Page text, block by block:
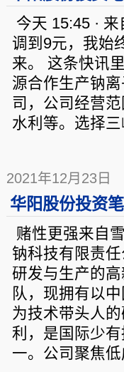
今天 15:45 ·
调到9元，我始
来。 这条快讯
源合作生产钠
司，公司经营
水利等。选择
2021年12月23日
华阳股份投资
赌性更强来自
钠科技有限责
研发与生产的
队，现拥有以
为技术带头人
利，是国际少
一。公司聚焦